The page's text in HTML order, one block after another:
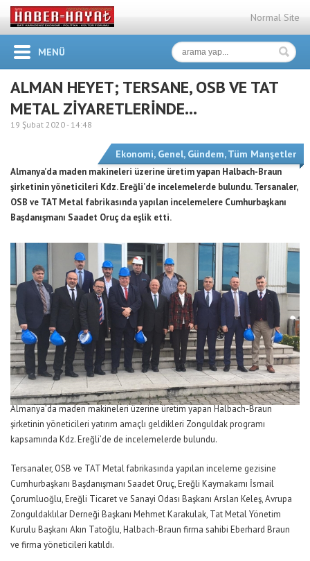
Normal Site
MENÜ
ALMAN HEYET; TERSANE, OSB VE TAT
METAL ZİYARETLERİNDE…
19 Şubat 2020 - 14:48
Ekonomi, Genel, Gündem,Tüm Manşetler
Almanya’da maden makineleri üzerine üretim yapan Halbach-Braun
şirketinin yöneticileri Kdz. Ereğli’de incelemelerde bulundu. Tersanaler,
OSB ve TAT Metal fabrikasında yapılan incelemelere Cumhurbaşkanı
Başdanışmanı Saadet Oruç da eşlik etti.
Almanya’da maden makineleri üzerine üretim yapan Halbach-Braun
şirketinin yöneticileri yatırım amaçlı geldikleri Zonguldak programı
kapsamında Kdz. Ereğli’de de incelemelerde bulundu.
Tersanaler, OSB ve TAT Metal fabrikasında yapılan inceleme gezisine
Cumhurbaşkanı Başdanışmanı Saadet Oruç, Ereğli Kaymakamı İsmail
Çorumluoğlu, Ereğli Ticaret ve Sanayi Odası Başkanı Arslan Keleş, Avrupa
Zonguldaklılar Derneği Başkanı Mehmet Karakulak, Tat Metal Yönetim
Kurulu Başkanı Akın Tatoğlu, Halbach-Braun firma sahibi Eberhard Braun
ve firma yöneticileri katıldı.